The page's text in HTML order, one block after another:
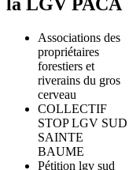
Associations des
propriétaires
forestiers et
riverains du gros
cerveau
COLLECTIF
STOP LGV SUD
SAINTE
BAUME
Pétition lgv sud